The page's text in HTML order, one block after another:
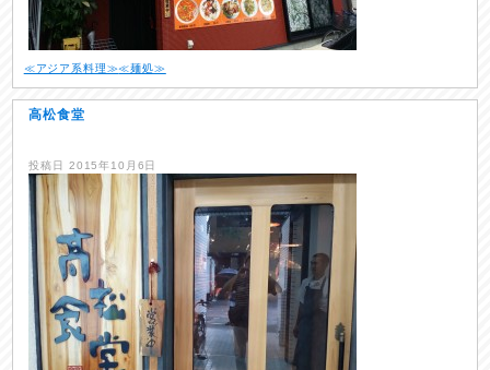
≪アジア系料理≫≪麺処≫
高松食堂
投稿日 2015年10月6日